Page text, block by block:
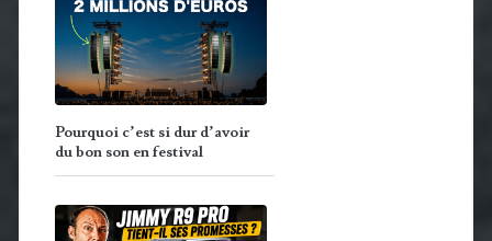
Pourquoi c’est si dur d’avoir
du bon son en festival